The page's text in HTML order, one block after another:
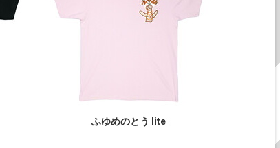
ふゆめのとう lite